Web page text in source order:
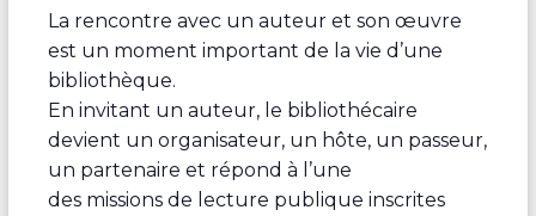
La rencontre avec un auteur et son œuvre
est un moment important de la vie d’une
bibliothèque.
En invitant un auteur, le bibliothécaire
devient un organisateur, un hôte, un passeur,
un partenaire et répond à l’une
des missions de lecture publique inscrites